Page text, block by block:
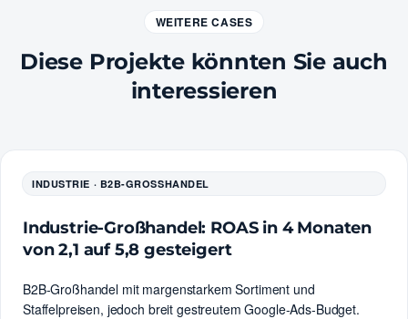
WEITERE CASES
Diese Projekte könnten Sie auch
interessieren
INDUSTRIE · B2B-GROSSHANDEL
Industrie-Großhandel: ROAS in 4 Monaten
von 2,1 auf 5,8 gesteigert
B2B-Großhandel mit margenstarkem Sortiment und
Staffelpreisen, jedoch breit gestreutem Google-Ads-Budget.